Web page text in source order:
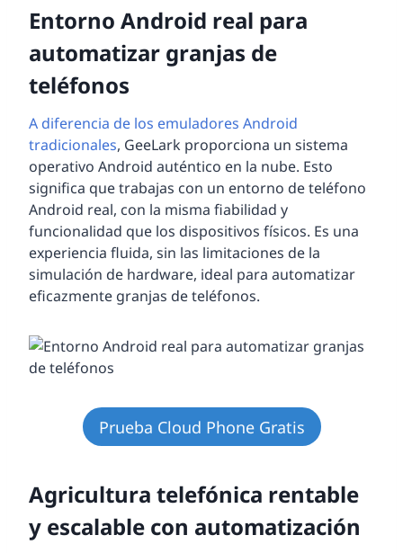
Entorno Android real para
automatizar granjas de
teléfonos
A diferencia de los emuladores Android
tradicionales, GeeLark proporciona un sistema
operativo Android auténtico en la nube. Esto
significa que trabajas con un entorno de teléfono
Android real, con la misma fiabilidad y
funcionalidad que los dispositivos físicos. Es una
experiencia fluida, sin las limitaciones de la
simulación de hardware, ideal para automatizar
eficazmente granjas de teléfonos.
Prueba Cloud Phone Gratis
Agricultura telefónica rentable
y escalable con automatización